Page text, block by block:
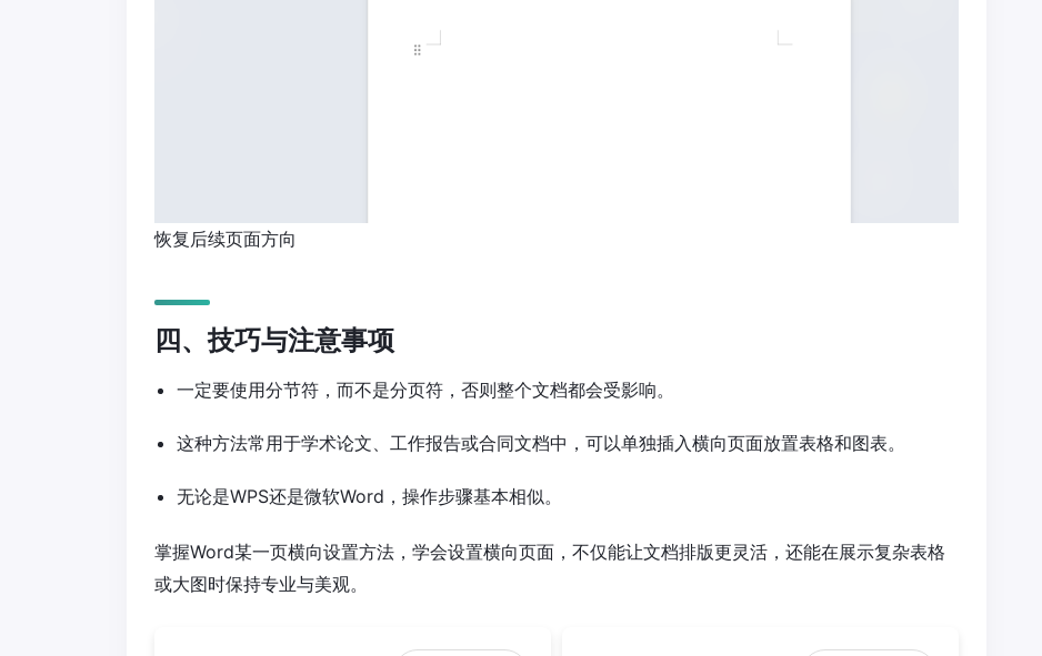
恢复后续页面方向
四、技巧与注意事项
一定要使用分节符，而不是分页符，否则整个文档都会受影响。
这种方法常用于学术论文、工作报告或合同文档中，可以单独插入横向页面放置表格和图表。
无论是WPS还是微软Word，操作步骤基本相似。
掌握Word某一页横向设置方法，学会设置横向页面，不仅能让文档排版更灵活，还能在展示复杂表格
或大图时保持专业与美观。